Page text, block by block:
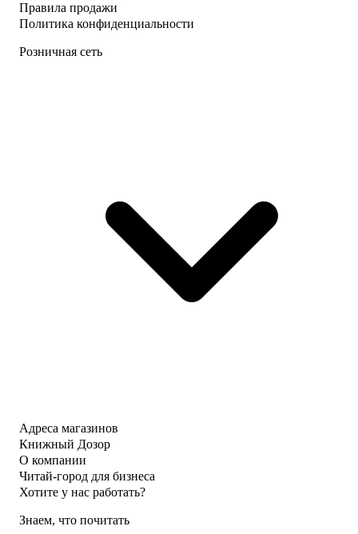
Правила продажи
Политика конфиденциальности
Розничная сеть
Адреса магазинов
Книжный Дозор
О компании
Читай-город для бизнеса
Хотите у нас работать?
Знаем, что почитать